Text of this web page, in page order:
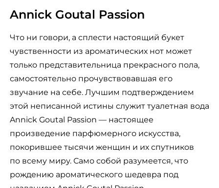
Annick Goutal Passion
Что ни говори, а сплести настоящий букет
чувственности из ароматических нот может
только представительница прекрасного пола,
самостоятельно прочувствовавшая его
звучание на себе. Лучшим подтверждением
этой неписанной истины служит туалетная вода
Annick Goutal Passion — настоящее
произведение парфюмерного искусства,
покорившее тысячи женщин и их спутников
по всему миру. Само собой разумеется, что
рождению ароматического шедевра под